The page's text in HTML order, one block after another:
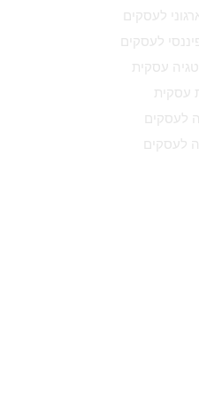
ארגוני לעסקים
פיננסי לעסקים
עסקית
עסקית
לעסקים
לעסקים